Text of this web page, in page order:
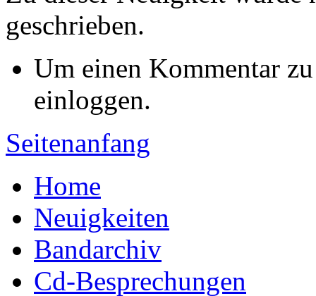
geschrieben.
Um einen Kommentar
einloggen.
Seitenanfang
Home
Neuigkeiten
Bandarchiv
Cd-Besprechungen